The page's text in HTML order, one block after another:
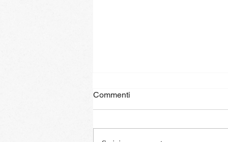
Commenti